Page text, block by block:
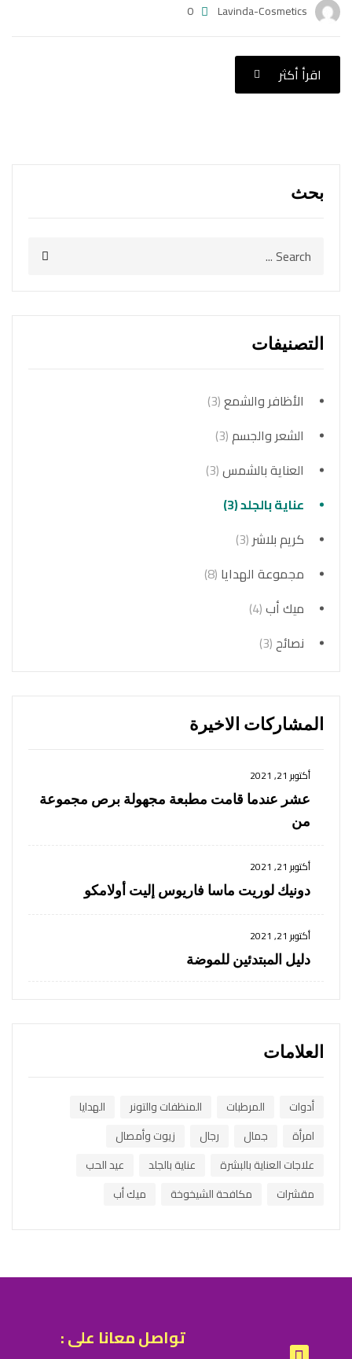
بحث
التصنيفات
الأظافر والشمع(3)
الشعر والجسم(3)
العناية بالشمس(3)
عناية بالجلد(3)
كريم بلاشر (3)
مجموعة الهدايا (8)
ميك أب(4)
نصائح(3)
المشاركات الاخيرة
أكتوبر 21, 2021
عشر عندما قامت مطبعة مجهولة برص مجموعة
من
أكتوبر 21, 2021
دونيك لوريت ماسا فاريوس إليت أولامكو
أكتوبر 21, 2021
دليل المبتدئين للموضة
العلامات
أدوات المرطبات المنظفات والتونر
الهدايا
امرأة
جمال رجال
زيوت وأمصال
علاجات العناية بالبشرة
عناية بالجلد
عيد الحب
مقشرات
مكافحة الشيخوخة ميك أب
Lavinda-Cosmetics
0
اقرأ أكثر
تواصل معانا على :